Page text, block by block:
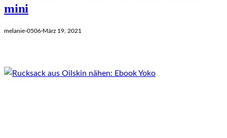
mini
melanie-0506·März 19, 2021